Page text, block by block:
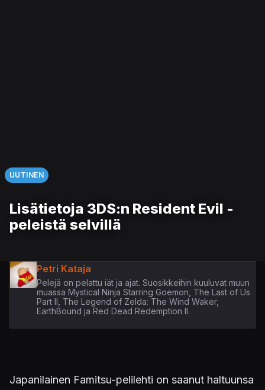
UUTINEN
Lisätietoja 3DS:n Resident Evil -
peleistä selvillä
Petri Kataja
Pelejä on pelattu iät ja ajat. Suosikkeihin kuuluvat muun
muassa Mystical Ninja Starring Goemon, The Last of Us
Part II, The Legend of Zelda: The Wind Waker,
EarthBound ja Red Dead Redemption II.
Japanilainen Famitsu-pelilehti on saanut haltuunsa